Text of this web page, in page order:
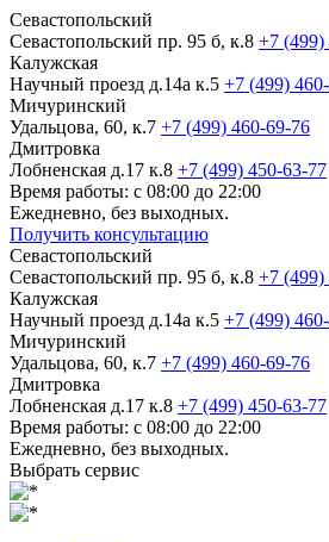
Севастопольский
Севастопольский пр. 95 б, к.8 +7 (499)
Калужская
Научный проезд д.14а к.5 +7 (499)
Мичуринский
Удальцова, 60, к.7 +7 (499) 460-69-76
Дмитровка
Лобненская д.17 к.8 +7 (499) 450-63-77
Время работы: с 08:00 до 22:00
Ежедневно, без выходных.
Получить консультацию
Севастопольский
Севастопольский пр. 95 б, к.8 +7 (499)
Калужская
Научный проезд д.14а к.5 +7 (499)
Мичуринский
Удальцова, 60, к.7 +7 (499) 460-69-76
Дмитровка
Лобненская д.17 к.8 +7 (499) 450-63-77
Время работы: с 08:00 до 22:00
Ежедневно, без выходных.
Выбрать сервис